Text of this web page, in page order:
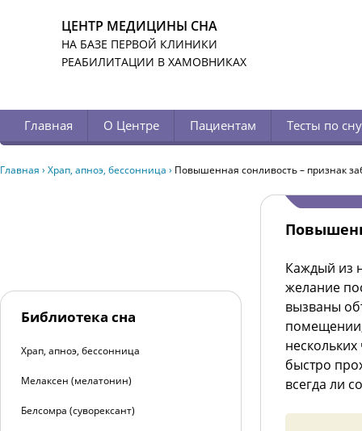
ЦЕНТР МЕДИЦИНЫ СНА
НА БАЗЕ ПЕРВОЙ КЛИНИКИ
РЕАБИЛИТАЦИИ В ХАМОВНИКАХ
Главная О Центре Пациентам Тесты по сну
Главная › Храп, апноэ, бессонница › Повышенная сонливость – признак
Каждый из
желание
вызваны
быстро
всегда ли
Библиотека сна
Храп, апноэ, бессонница
Мелаксен (мелатонин)
Белсомра (суворексант)